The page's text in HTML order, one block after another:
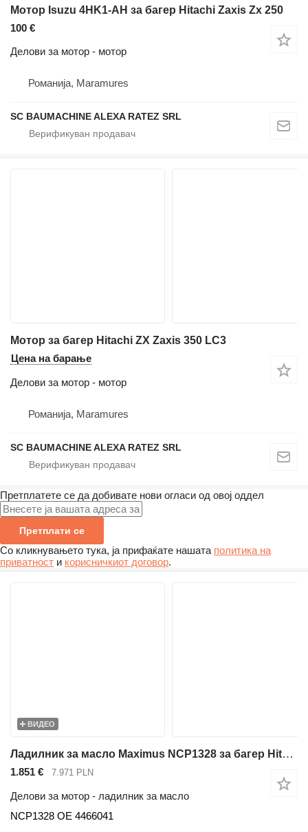
Мотор Isuzu 4HK1-AH за багер Hitachi Zaxis Zx 250
100 €
Делови за мотор - мотор
Романија, Maramures
SC BAUMACHINE ALEXA RATEZ SRL
Мотор за багер Hitachi ZX Zaxis 350 LC3
Цена на барање
Делови за мотор - мотор
Романија, Maramures
SC BAUMACHINE ALEXA RATEZ SRL
Претплатете се да добивате нови огласи од овој оддел
Претплати се
Со кликнувањето тука, ја прифаќате нашата политика на
приватност и корисничкиот договор.
ВИДЕО
Ладилник за масло Maximus NCP1328 за багер Hitachi ZAXIS450 ZAXIS470
1.851 € 7.971 PLN
Делови за мотор - ладилник за масло
NCP1328 OE 4466041